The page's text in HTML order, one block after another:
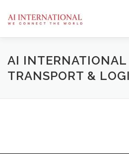
Inhalt
springen
AI ÜBER UNS SERVICES
AI INTERNATIONAL
TRANSPORT &